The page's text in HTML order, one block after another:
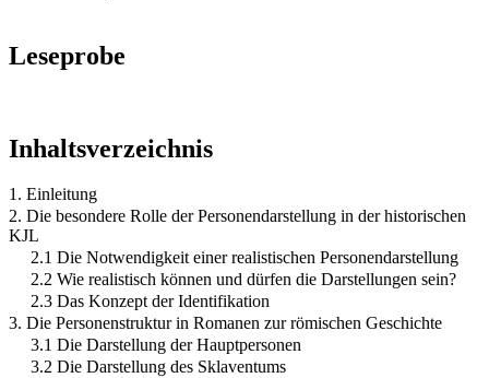
Leseprobe
Inhaltsverzeichnis
1. Einleitung
2. Die besondere Rolle der Personendarstellung in der historischen
KJL
2.1 Die Notwendigkeit einer realistischen Personendarstellung
2.2 Wie realistisch können und dürfen die Darstellungen sein?
2.3 Das Konzept der Identifikation
3. Die Personenstruktur in Romanen zur römischen Geschichte
3.1 Die Darstellung der Hauptpersonen
3.2 Die Darstellung des Sklaventums